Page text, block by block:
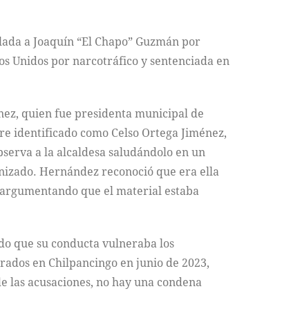
a Joaquín “El Chapo” Guzmán por
Unidos por narcotráfico y sentenciada en
quien fue presidenta municipal de
identificado como Celso Ortega Jiménez,
a la alcaldesa saludándolo en un
Hernández reconoció que era ella
que el material estaba
que su conducta vulneraba los
en Chilpancingo en junio de 2023,
las acusaciones, no hay una condena